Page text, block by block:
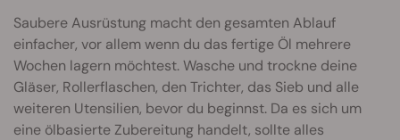
Saubere Ausrüstung macht den gesamten Ablauf
einfacher, vor allem wenn du das fertige Öl mehrere
Wochen lagern möchtest. Wasche und trockne deine
Gläser, Rollerflaschen, den Trichter, das Sieb und alle
weiteren Utensilien, bevor du beginnst. Da es sich um
eine ölbasierte Zubereitung handelt, sollte alles